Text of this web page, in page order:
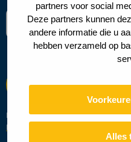
partners voor social
Deze partners kunnen
andere informatie die u
hebben verzameld op
Alles
E-
mailadres
Deze site wordt beschermd door
Beleid